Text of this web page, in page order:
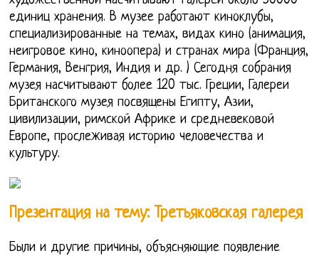
единиц хранения. В музее работают киноклубы,
специализированные на темах, видах кино (анимация,
неигровое кино, киноопера) и странах мира (Франция,
Германия, Венгрия, Индия и др. ) Сегодня собрания
музея насчитывают более 120 тыс. Греции, Галереи
Британского музея посвящены Египту, Азии,
цивилизации, римской Африке и средневековой
Европе, прослеживая историю человечества и
культуру.
Презентация на тему: Третьяковская галерея
Были и другие причины, объясняющие появление